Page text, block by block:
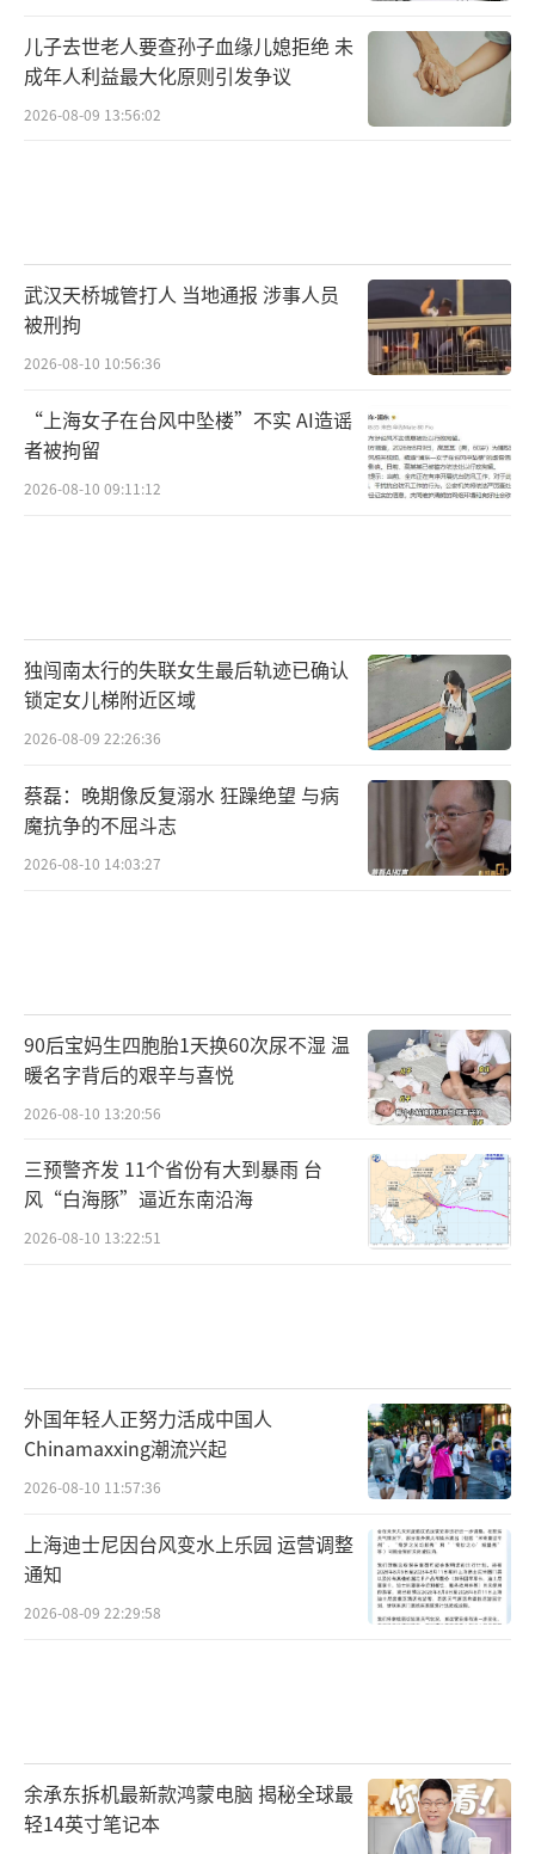
儿子去世老人要查孙子血缘儿媳拒绝 未
成年人利益最大化原则引发争议
2026-08-09 13:56:02
武汉天桥城管打人 当地通报 涉事人员
被刑拘
2026-08-10 10:56:36
“上海女子在台风中坠楼”不实 AI造谣
者被拘留
2026-08-10 09:11:12
独闯南太行的失联女生最后轨迹已确认
锁定女儿梯附近区域
2026-08-09 22:26:36
蔡磊：晚期像反复溺水 狂躁绝望 与病
魔抗争的不屈斗志
2026-08-10 14:03:27
90后宝妈生四胞胎1天换60次尿不湿 温
暖名字背后的艰辛与喜悦
2026-08-10 13:20:56
三预警齐发 11个省份有大到暴雨 台
风“白海豚”逼近东南沿海
2026-08-10 13:22:51
外国年轻人正努力活成中国人
Chinamaxxing潮流兴起
2026-08-10 11:57:36
上海迪士尼因台风变水上乐园 运营调整
通知
2026-08-09 22:29:58
余承东拆机最新款鸿蒙电脑 揭秘全球最
轻14英寸笔记本